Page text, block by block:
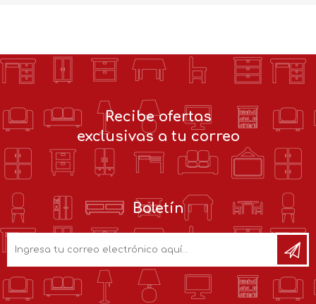
Recibe ofertas
exclusivas a tu correo
Boletín